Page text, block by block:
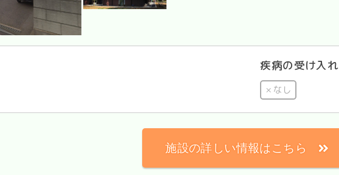
疾病の受け入れ
なし
施設の詳しい情報はこちら